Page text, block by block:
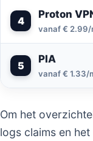
4
Proton
vanaf € 2.99/
5
PIA
vanaf € 1.33/
Om het
logs claims en